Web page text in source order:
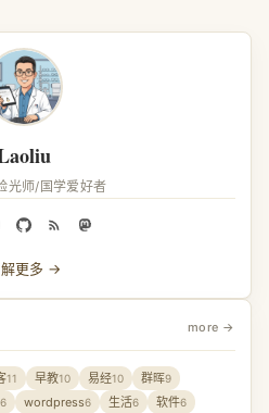
光师/国学爱好者
解更多 →
more →
11 早教10 易经10 群晖9
6 wordpress6 生活6 软件6